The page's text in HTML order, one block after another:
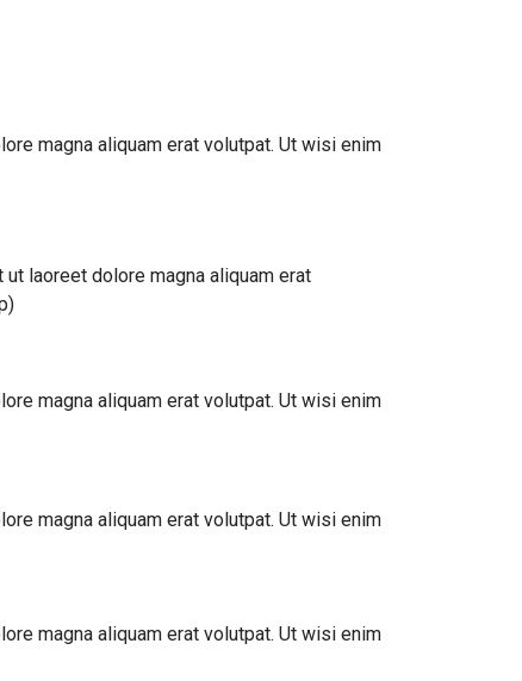
magna aliquam erat volutpat. Ut wisi enim
laoreet dolore magna aliquam erat
magna aliquam erat volutpat. Ut wisi enim
magna aliquam erat volutpat. Ut wisi enim
magna aliquam erat volutpat. Ut wisi enim